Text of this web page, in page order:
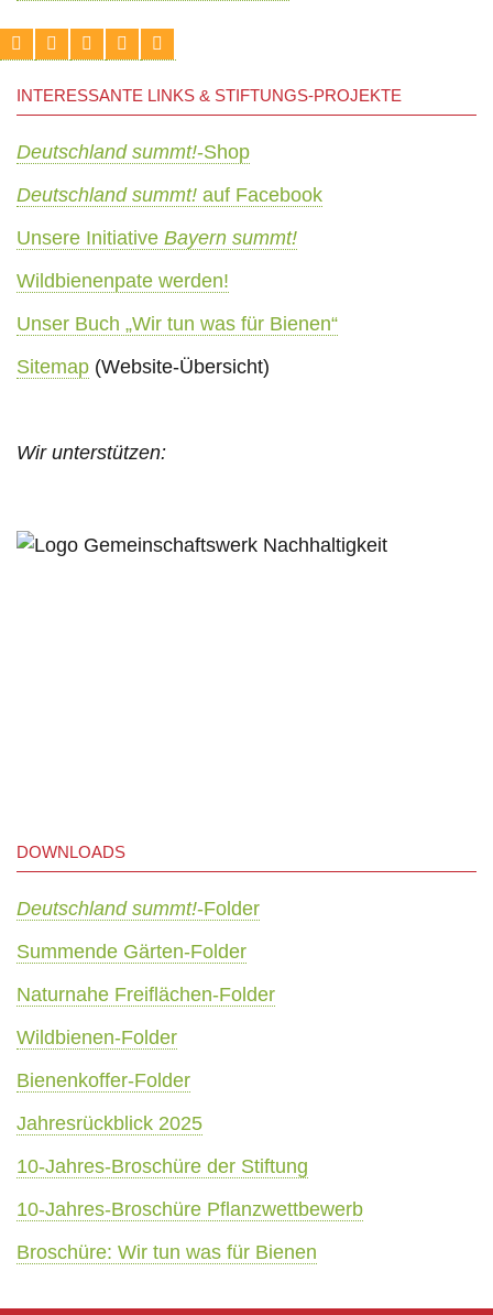
INTERESSANTE LINKS & STIFTUNGS-PROJEKTE
Deutschland summt!-Shop
Deutschland summt! auf Facebook
Unsere Initiative Bayern summt!
Wildbienenpate werden!
Unser Buch „Wir tun was für Bienen“
Sitemap (Website-Übersicht)
Wir unterstützen:
DOWNLOADS
Deutschland summt!-Folder
Summende Gärten-Folder
Naturnahe Freiflächen-Folder
Wildbienen-Folder
Bienenkoffer-Folder
Jahresrückblick 2025
10-Jahres-Broschüre der Stiftung
10-Jahres-Broschüre Pflanzwettbewerb
Broschüre: Wir tun was für Bienen